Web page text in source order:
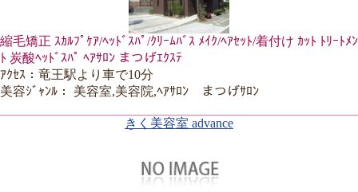
縮毛矯正 ｽｶﾙﾌﾟｹｱ/ﾍｯﾄﾞｽﾊﾟ/ｸﾘｰﾑﾊﾞｽ ﾒｲｸ/ﾍｱｾｯﾄ/着付け ｶｯﾄ ﾄﾘｰﾄﾒﾝ
ﾄ 炭酸ﾍｯﾄﾞｽﾊﾟ ﾍｱｻﾛﾝ まつげｴｸｽﾃ
ｱｸｾｽ：竜王駅より車で10分
美容ｼﾞｬﾝﾙ： 美容室,美容院,ﾍｱｻﾛﾝ まつげｻﾛﾝ
きく美容室 advance